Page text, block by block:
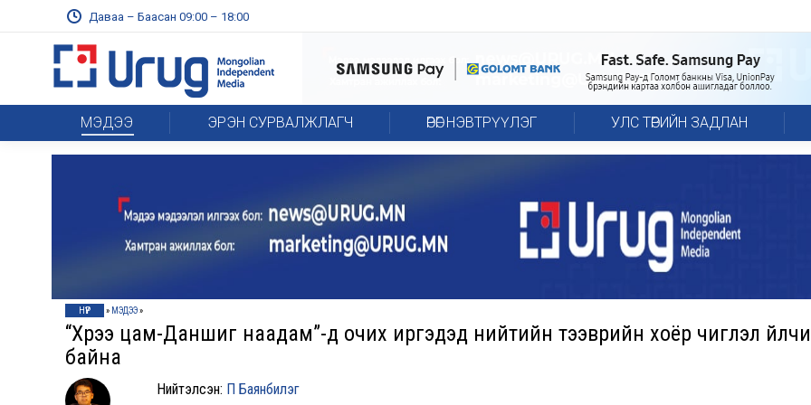
Даваа – Баасан 09:00 – 18:00
МЭДЭЭ ЭРЭН СУРВАЛЖЛАГЧ ӨРӨГ НЭВТРҮҮЛЭГ УЛС ТӨРИЙН ЗАДЛАН
НҮҮР » МЭДЭЭ»
“Хүрээ цам-Даншиг наадам”-д очих иргэдэд нийтийн тээврийн хоёр чиглэл
байна
Нийтэлсэн: П Баянбилэг